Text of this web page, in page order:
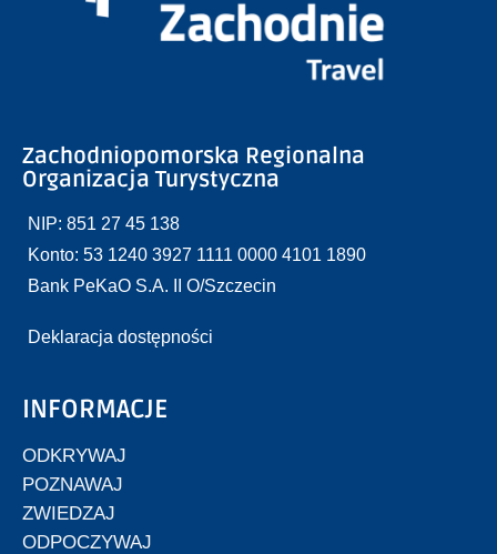
Zachodniopomorska Regionalna
Organizacja Turystyczna
NIP: 851 27 45 138
Konto: 53 1240 3927 1111 0000 4101 1890
Bank PeKaO S.A. II O/Szczecin
Deklaracja dostępności
INFORMACJE
ODKRYWAJ
POZNAWAJ
ZWIEDZAJ
ODPOCZYWAJ